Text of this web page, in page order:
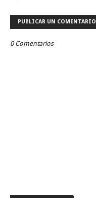
PUBLICAR UN COMENTARIO
0 Comentarios